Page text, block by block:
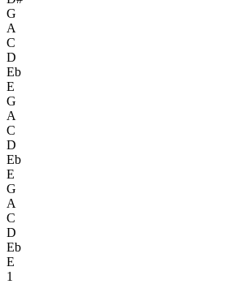
G
A
C
D
Eb
E
G
A
C
D
Eb
E
G
A
C
D
Eb
E
1